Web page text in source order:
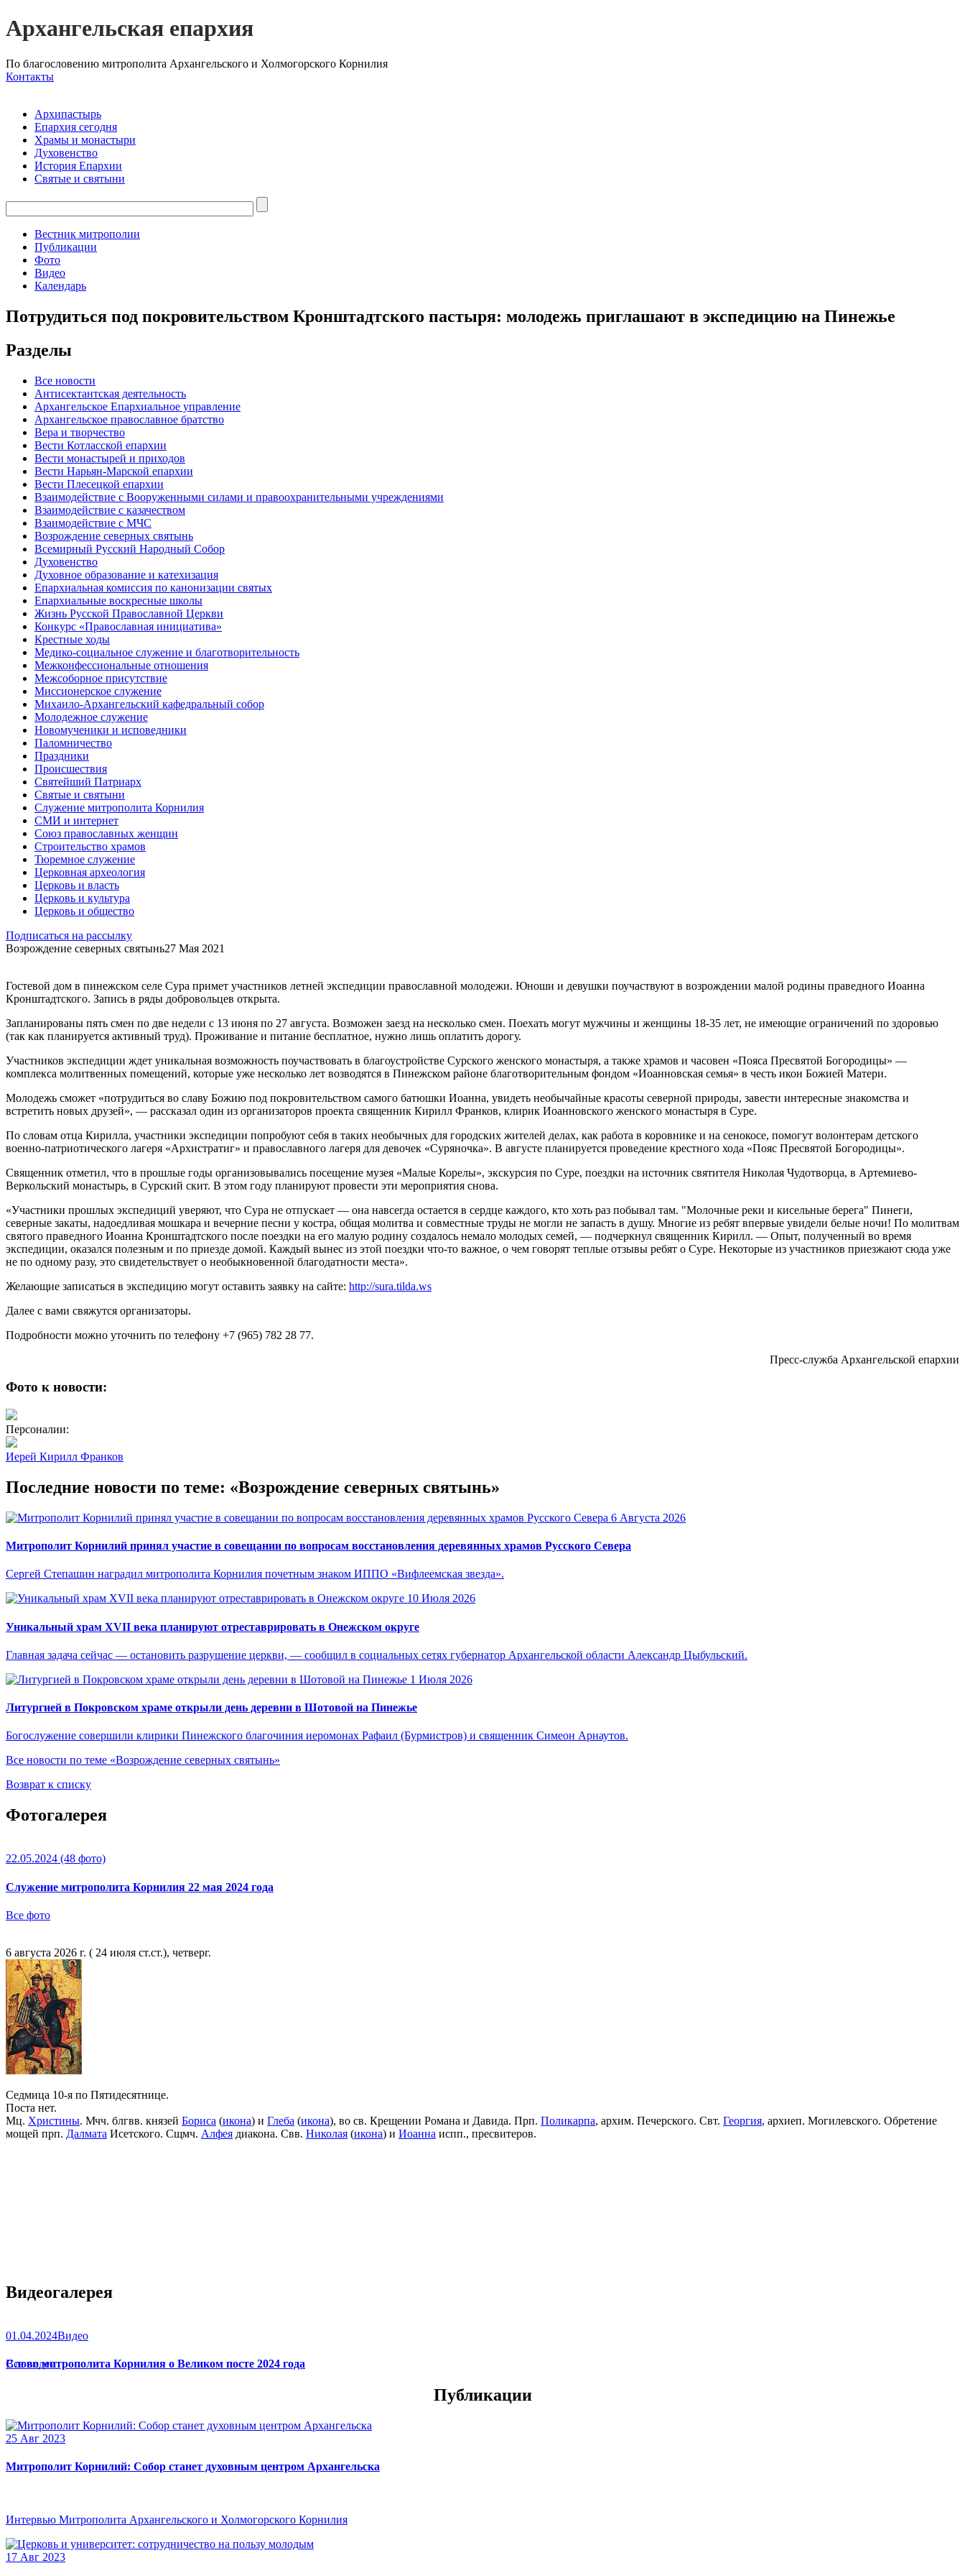
Архангельская епархия
По благословению митрополита Архангельского и Холмогорского Корнилия
Контакты
Архипастырь
Епархия сегодня
Храмы и монастыри
Духовенство
История Епархии
Святые и святыни
Вестник митрополии
Публикации
Фото
Видео
Календарь
Потрудиться под покровительством Кронштадтского пастыря: молодежь приглашают в экспедицию на Пинежье
Разделы
Все новости
Антисектантская деятельность
Архангельское Епархиальное управление
Архангельское православное братство
Вера и творчество
Вести Котласской епархии
Вести монастырей и приходов
Вести Нарьян-Марской епархии
Вести Плесецкой епархии
Взаимодействие с Вооруженными силами и правоохранительными учреждениями
Взаимодействие с казачеством
Взаимодействие с МЧС
Возрождение северных святынь
Всемирный Русский Народный Собор
Духовенство
Духовное образование и катехизация
Епархиальная комиссия по канонизации святых
Епархиальные воскресные школы
Жизнь Русской Православной Церкви
Конкурс «Православная инициатива»
Крестные ходы
Медико-социальное служение и благотворительность
Межконфессиональные отношения
Межсоборное присутствие
Миссионерское служение
Михаило-Архангельский кафедральный собор
Молодежное служение
Новомученики и исповедники
Паломничество
Праздники
Происшествия
Святейший Патриарх
Святые и святыни
Служение митрополита Корнилия
СМИ и интернет
Союз православных женщин
Строительство храмов
Тюремное служение
Церковная археология
Церковь и власть
Церковь и культура
Церковь и общество
Подписаться на рассылку
Возрождение северных святынь27 Мая 2021
Гостевой дом в пинежском селе Сура примет участников летней экспедиции православной молодежи. Юноши и девушки поучаствуют в возрождении малой родины праведного Иоанна
Кронштадтского. Запись в ряды добровольцев открыта.
Запланированы пять смен по две недели с 13 июня по 27 августа. Возможен заезд на несколько смен. Поехать могут мужчины и женщины 18-35 лет, не имеющие ограничений по здоровью
(так как планируется активный труд). Проживание и питание бесплатное, нужно лишь оплатить дорогу.
Участников экспедиции ждет уникальная возможность поучаствовать в благоустройстве Сурского женского монастыря, а также храмов и часовен «Пояса Пресвятой Богородицы» —
комплекса молитвенных помещений, которые уже несколько лет возводятся в Пинежском районе благотворительным фондом «Иоанновская семья» в честь икон Божией Матери.
Молодежь сможет «потрудиться во славу Божию под покровительством самого батюшки Иоанна, увидеть необычайные красоты северной природы, завести интересные знакомства и
встретить новых друзей», — рассказал один из организаторов проекта священник Кирилл Франков, клирик Иоанновского женского монастыря в Суре.
По словам отца Кирилла, участники экспедиции попробуют себя в таких необычных для городских жителей делах, как работа в коровнике и на сенокосе, помогут волонтерам детского
военно-патриотического лагеря «Архистратиг» и православного лагеря для девочек «Суряночка». В августе планируется проведение крестного хода «Пояс Пресвятой Богородицы».
Священник отметил, что в прошлые годы организовывались посещение музея «Малые Корелы», экскурсия по Суре, поездки на источник святителя Николая Чудотворца, в Артемиево-
Веркольский монастырь, в Сурский скит. В этом году планируют провести эти мероприятия снова.
«Участники прошлых экспедиций уверяют, что Сура не отпускает — она навсегда остается в сердце каждого, кто хоть раз побывал там. "Молочные реки и кисельные берега" Пинеги,
северные закаты, надоедливая мошкара и вечерние песни у костра, общая молитва и совместные труды не могли не запасть в душу. Многие из ребят впервые увидели белые ночи! По молитвам
святого праведного Иоанна Кронштадтского после поездки на его малую родину создалось немало молодых семей, — подчеркнул священник Кирилл. — Опыт, полученный во время
экспедиции, оказался полезным и по приезде домой. Каждый вынес из этой поездки что-то важное, о чем говорят теплые отзывы ребят о Суре. Некоторые из участников приезжают сюда уже
не по одному разу, это свидетельствует о необыкновенной благодатности места».
Желающие записаться в экспедицию могут оставить заявку на сайте: http://sura.tilda.ws
Далее с вами свяжутся организаторы.
Подробности можно уточнить по телефону +7 (965) 782 28 77.
Пресс-служба Архангельской епархии
Фото к новости:
Персоналии:
Иерей Кирилл Франков
Последние новости по теме: «Возрождение северных святынь»
6 Августа 2026
Митрополит Корнилий принял участие в совещании по вопросам восстановления деревянных храмов Русского Севера
Сергей Степашин наградил митрополита Корнилия почетным знаком ИППО «Вифлеемская звезда».
10 Июля 2026
Уникальный храм XVII века планируют отреставрировать в Онежском округе
Главная задача сейчас — остановить разрушение церкви, — сообщил в социальных сетях губернатор Архангельской области Александр Цыбульский.
1 Июля 2026
Литургией в Покровском храме открыли день деревни в Шотовой на Пинежье
Богослужение совершили клирики Пинежского благочиния иеромонах Рафаил (Бурмистров) и священник Симеон Арнаутов.
Все новости по теме «Возрождение северных святынь»
Возврат к списку
Фотогалерея
22.05.2024 (48 фото)
Служение митрополита Корнилия 22 мая 2024 года
Все фото
6 августа 2026 г. ( 24 июля ст.ст.), четверг.
Седмица 10-я по Пятидесятнице.
Поста нет.
Мц. Христины. Мчч. блгвв. князей Бориса (икона) и Глеба (икона), во св. Крещении Романа и Давида. Прп. Поликарпа, архим. Печерского. Свт. Георгия, архиеп. Могилевского. Обретение
мощей прп. Далмата Исетского. Сщмч. Алфея диакона. Свв. Николая (икона) и Иоанна испп., пресвитеров.
Видеогалерея
01.04.2024Видео
Слово митрополита Корнилия о Великом посте 2024 года
Все видео
Публикации
25 Авг 2023
Митрополит Корнилий: Собор станет духовным центром Архангельска
Интервью Митрополита Архангельского и Холмогорского Корнилия
17 Авг 2023